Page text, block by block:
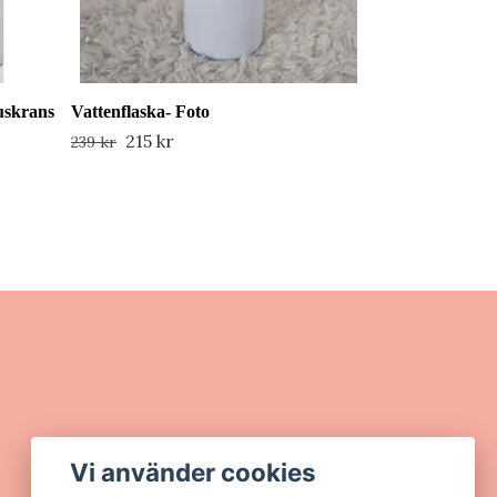
Vattenflaska- Foto
239 kr 215 kr
Vi använder cookies